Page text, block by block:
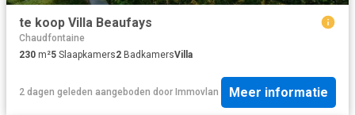
te koop Villa Beaufays
Chaudfontaine
230 m²5 Slaapkamers2 BadkamersVilla
2 dagen geleden aangeboden door Immovlan Meer informatie